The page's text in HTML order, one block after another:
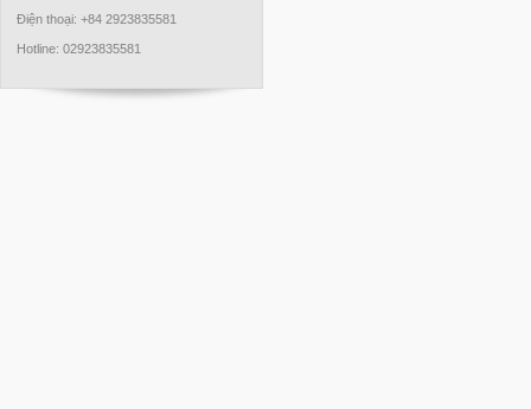
Điện thoại: +84 2923835581
Hotline: 02923835581